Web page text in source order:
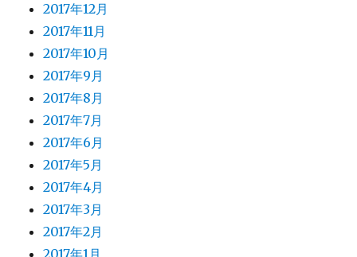
2017年12月
2017年11月
2017年10月
2017年9月
2017年8月
2017年7月
2017年6月
2017年5月
2017年4月
2017年3月
2017年2月